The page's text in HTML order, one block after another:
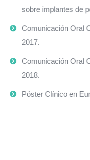
sobre implantes de
Comunicación Oral
2017.
Comunicación Oral
2018.
Póster Clínico en